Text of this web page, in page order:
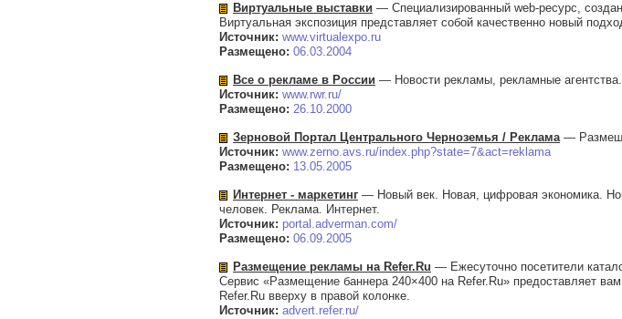
Виртуальные выставки — Специализированный web-ресурс,
Виртуальная экспозиция представляет собой качественно новый
Источник: www.virtualexpo.ru
Размещено: 06.03.2004
Все о рекламе в России — Новости рекламы, рекламные агентства.
Источник: www.rwr.ru/
Размещено: 26.10.2000
Зерновой Портал Центрального Черноземья / Реклама—
Источник: www.zerno.avs.ru/index.php?state=7&act=reklama
Размещено: 13.05.2005
Интернет - маркетинг — Новый век. Новая, цифровая экономика.
человек. Реклама. Интернет.
Источник: portal.adverman.com/
Размещено: 06.09.2005
Размещение рекламы на Refer.Ru — Ежесуточно посетители
Сервис «Размещение баннера 240×400 на Refer.Ru» предоставляет
Refer.Ru вверху в правой колонке.
Источник: advert.refer.ru/